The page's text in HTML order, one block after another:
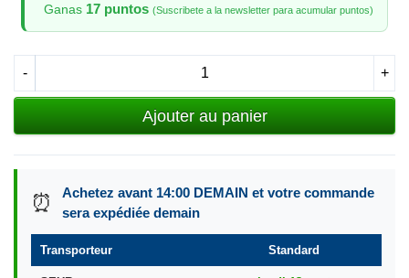
Ganas 17 puntos (Suscribete a la newsletter para acumular puntos)
- +
Ajouter au panier
⏰
Achetez avant 14:00 DEMAIN et votre commande
sera expédiée demain
Transporteur Standard